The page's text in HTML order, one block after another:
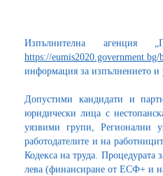
Изпълнителна
https://
информация за изпълнението и
Допустими кандидати и
юридически лица с
уязвими групи, Регионални
работодателите и на
Кодекса на труда. Процедурата
лева (финансиране от ЕСФ+ и